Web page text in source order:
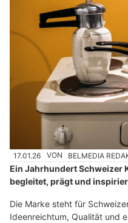
17.01.26 VON BELMEDIA
Ein Jahrhundert Schweizer
begleitet, prägt und
Die Marke steht für
Ideenreichtum, Qualität und